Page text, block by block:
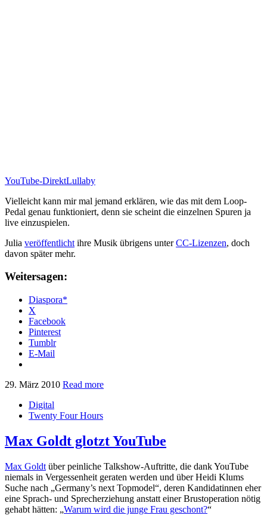
YouTube-DirektLullaby
Vielleicht kann mir mal jemand erklären, wie das mit dem Loop-
Pedal genau funktioniert, denn sie scheint die einzelnen Spuren ja
live einzuspielen.
Julia veröffentlicht ihre Musik übrigens unterCC-Lizenzen, doch
davon später mehr.
Weitersagen:
Diaspora*
X
Facebook
Pinterest
Tumblr
E-Mail
29. März 2010 Read more
Digital
Twenty Four Hours
Max Goldt glotzt YouTube
Max Goldt über peinliche Talkshow-Auftritte, die dank YouTube
niemals in Vergessenheit geraten werden und über Heidi Klums
Suche nach „Germany’s next Topmodel“, deren Kandidatinnen eher
eine Sprach- und Sprecherziehung anstatt einer Brustoperation nötig
gehabt hätten: „Warum wird die junge Frau geschont?“